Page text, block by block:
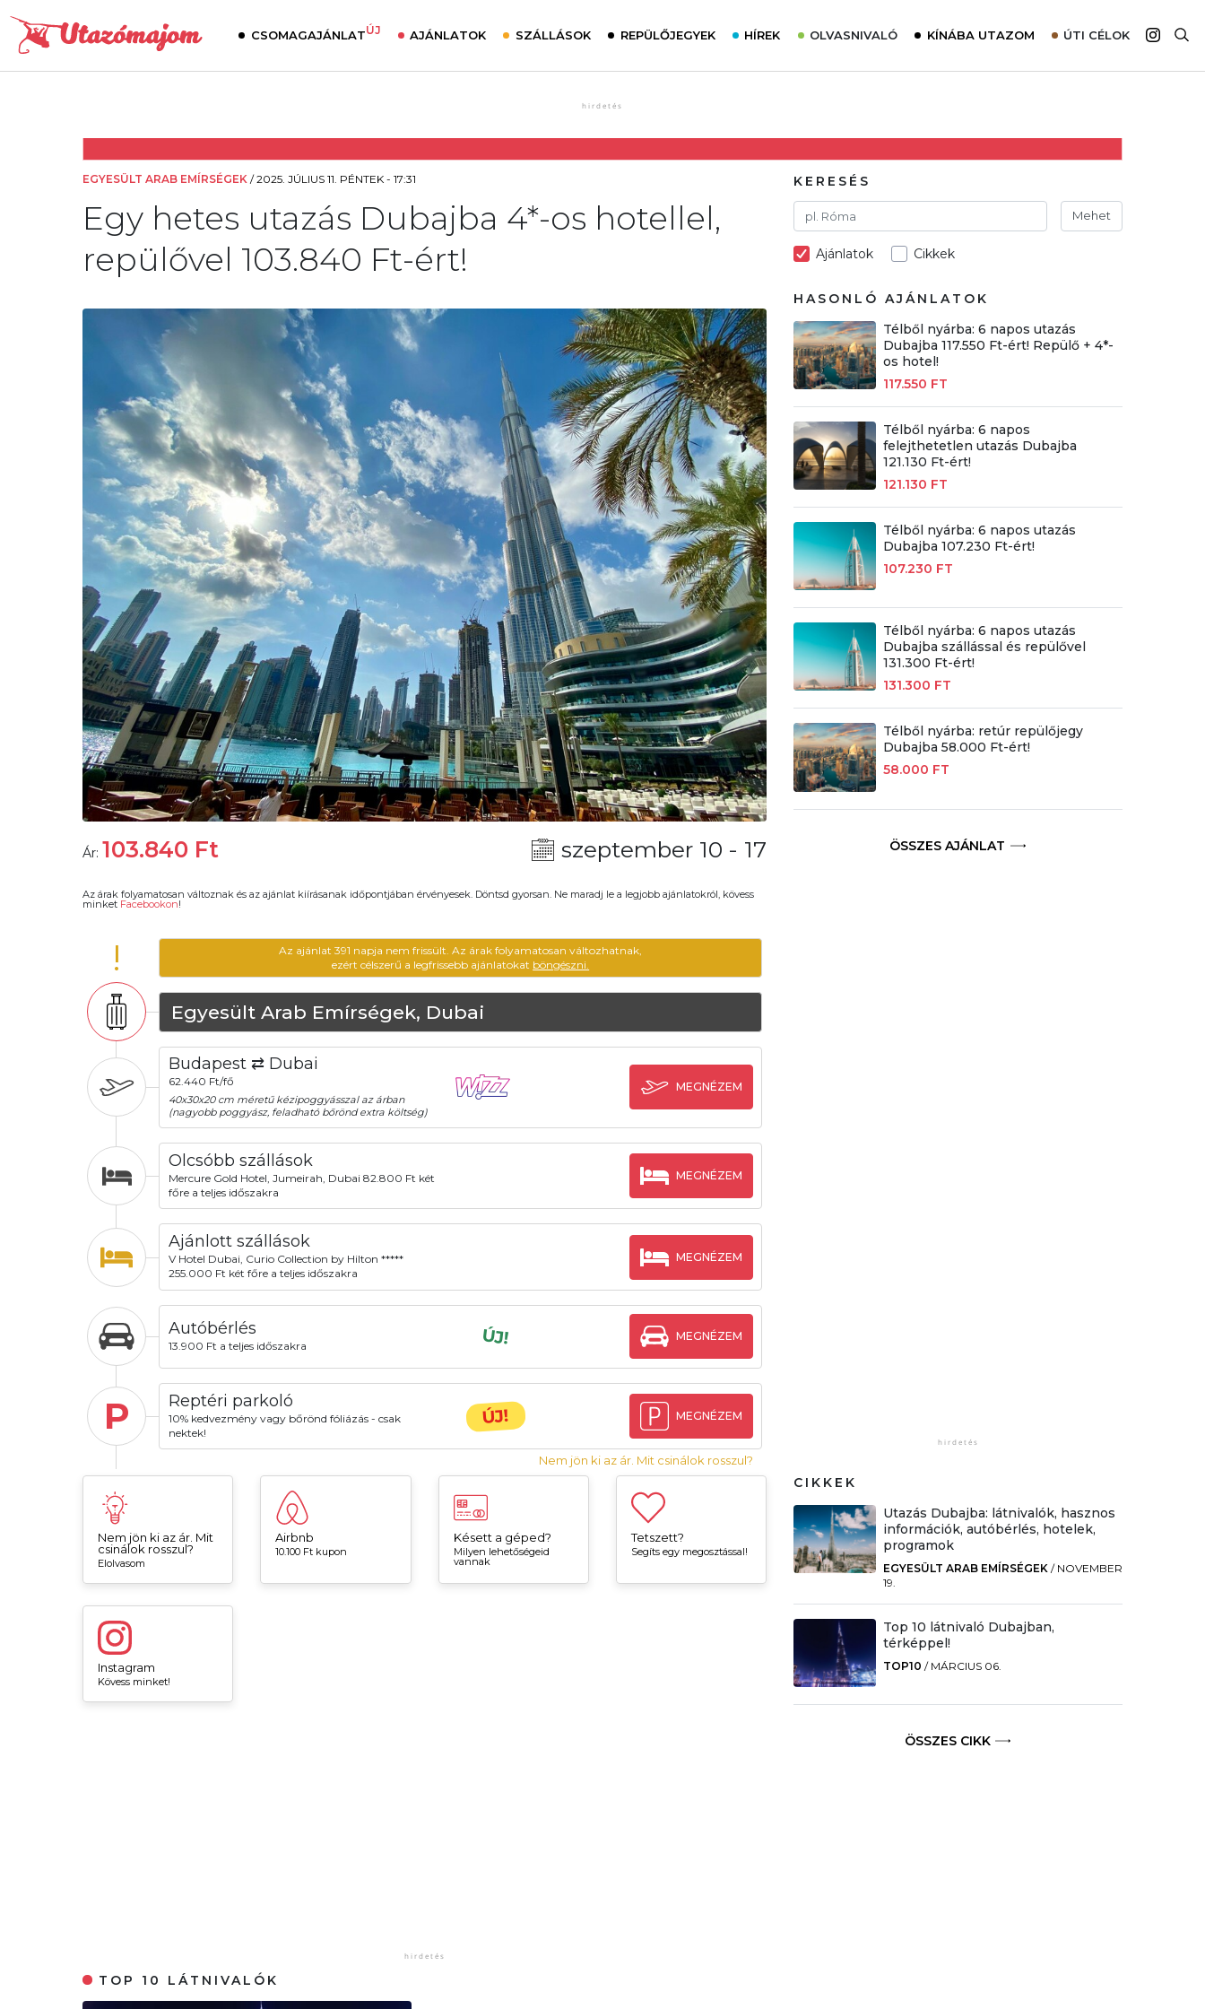
CSOMAGAJÁNLATÚJ AJÁNLATOK SZÁLLÁSOK REPÜLŐJEGYEK HÍREK OLVASNIVALÓ
Utazómajom – CitySIM kártya a világutazóknak
Élménybeszámolók
Szállodalátogatás
Sajtómegjelenések
KÍNÁBA UTAZOM ÚTI CÉLOK
Afrika
EGYESÜLT ARAB EMÍRSÉGEK /2025. JÚLIUS 11. PÉNTEK - 17:31
Egy hetes utazás Dubajba 4*-os hotellel,
repülővel 103.840 Ft-ért!
Ár: 103.840 Ft szeptember 10 - 17
Az árak folyamatosan változnak és az ajánlat kiírásanak időpontjában érvényesek. Döntsd gyorsan. Ne maradj le a legjobb ajánlatokról, kövess
minket Facebookon!
!
Az ajánlat 391 napja nem frissült. Az árak folyamatosan változhatnak,
ezért célszerű a legfrissebb ajánlatokat böngészni.
Egyesült Arab Emírségek, Dubai
Budapest ⇄ Dubai
62.440 Ft/fő
40x30x20 cm méretű kézipoggyásszal az árban
(nagyobb poggyász, feladható bőrönd extra költség)
MEGNÉZEM
Olcsóbb szállások
Mercure Gold Hotel, Jumeirah, Dubai 82.800 Ft két
főre a teljes időszakra
MEGNÉZEM
Ajánlott szállások
V Hotel Dubai, Curio Collection by Hilton *****
255.000 Ft két főre a teljes időszakra
MEGNÉZEM
Autóbérlés
13.900 Ft a teljes időszakra ÚJ! MEGNÉZEM
P Reptéri parkoló
10% kedvezmény vagy bőrönd fóliázás - csak
nektek!
ÚJ! MEGNÉZEM
Nem jön ki az ár. Mit csinálok rosszul?
Nem jön ki az ár. Mit
csinálok rosszul?
Elolvasom
Airbnb
10.100 Ft kupon
Késett a géped?
Milyen lehetőségeid
vannak
Tetszett?
Segíts egy megosztással!
Instagram
Kövess minket!
TOP 10 LÁTNIVALÓK
KERESÉS
Mehet
Ajánlatok Cikkek
HASONLÓ AJÁNLATOK
Télből nyárba: 6 napos utazás
Dubajba 117.550 Ft-ért! Repülő + 4*-
os hotel!
117.550 FT
Télből nyárba: 6 napos
felejthetetlen utazás Dubajba
121.130 Ft-ért!
121.130 FT
Télből nyárba: 6 napos utazás
Dubajba 107.230 Ft-ért!
107.230 FT
Télből nyárba: 6 napos utazás
Dubajba szállással és repülővel
131.300 Ft-ért!
131.300 FT
Télből nyárba: retúr repülőjegy
Dubajba 58.000 Ft-ért!
58.000 FT
ÖSSZES AJÁNLAT
CIKKEK
Utazás Dubajba: látnivalók, hasznos
információk, autóbérlés, hotelek,
programok
EGYESÜLT ARAB EMÍRSÉGEK / NOVEMBER
19.
Top 10 látnivaló Dubajban,
térképpel!
TOP10 / MÁRCIUS 06.
ÖSSZES CIKK